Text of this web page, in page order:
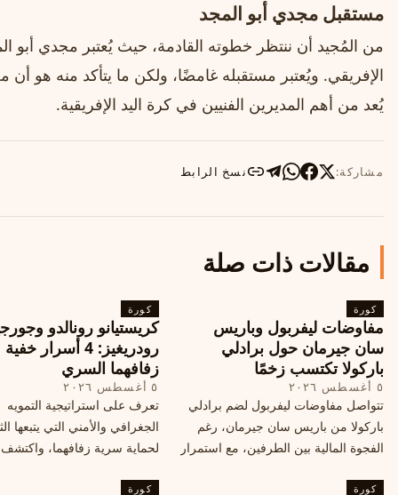
مستقبل مجدي أبو المجد
من المُجيد أن ننتظر خطوته القادمة، حيث يُعتبر مجدي أبو
الإفريقي. ويُعتبر مستقبله غامضًا، ولكن ما يتأكد منه هو
يُعد من أهم المديرين الفنيين في كرة اليد الإفريقية.
مشاركة: نسخ الرابط
مقالات ذات صلة
كورة
مفاوضات ليفربول وباريس
سان جيرمان حول برادلي
باركولا تكتسب زخمًا
٥ أغسطس ٢٠٢٦
تتواصل مفاوضات ليفربول لضم برادلي
باركولا من باريس سان جيرمان، رغم
الفجوة المالية بين الطرفين، مع استمرار
إغلاق سوق الانتقالات
كورة
كريستيانو رونالدو
رودريغيز: 4 أسرار
زفافهما السري
٥ أغسطس ٢٠٢٦
تعرف على استراتيجية التمويه
الجغرافي والأمني التي يتبعها
لحماية سرية زفافهما، واكتشف
في البرتغال، واعرف ما هي
كورة كورة